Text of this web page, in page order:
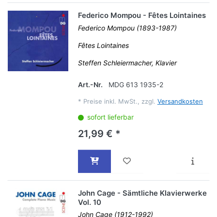
Federico Mompou - Fêtes Lointaines
Federico Mompou (1893-1987)
Fêtes Lointaines
Steffen Schleiermacher, Klavier
Art.-Nr. MDG 613 1935-2
* Preise inkl. MwSt., zzgl. Versandkosten
sofort lieferbar
21,99 € *
John Cage - Sämtliche Klavierwerke
Vol. 10
John Cage (1912-1992)